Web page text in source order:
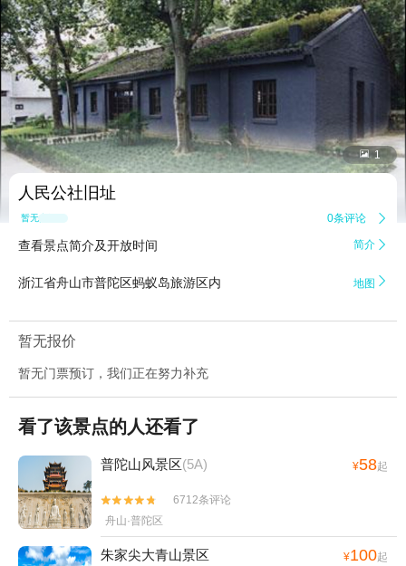
 1
人民公社旧址
暂无点评 0条评论 
查看景点简介及开放时间 简介 
浙江省舟山市普陀区蚂蚁岛旅游区内 地图 
暂无报价
暂无门票预订，我们正在努力补充
看了该景点的人还看了
普陀山风景区(5A) ¥58起


6712条评论
舟山·普陀区
朱家尖大青山景区 ¥100起
